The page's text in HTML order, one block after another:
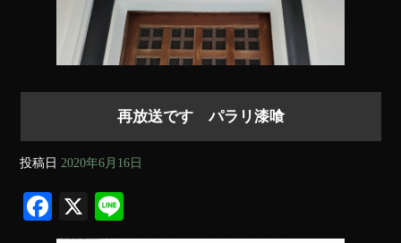
再放送です パラリ漆喰
投稿日 2020年6月16日
Fa
ce
X
ne